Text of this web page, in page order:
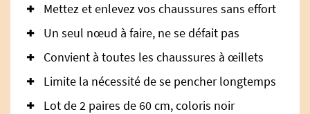
Mettez et enlevez vos chaussures sans effort
Un seul nœud à faire, ne se défait pas
Convient à toutes les chaussures à œillets
Limite la nécessité de se pencher longtemps
Lot de 2 paires de 60 cm, coloris noir